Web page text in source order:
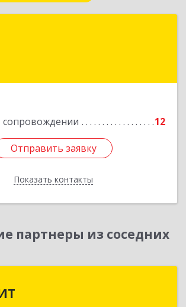
сопровождении 12
Отправить заявку
Показать контакты
Отправить заявку
Назад
партнеры из соседних